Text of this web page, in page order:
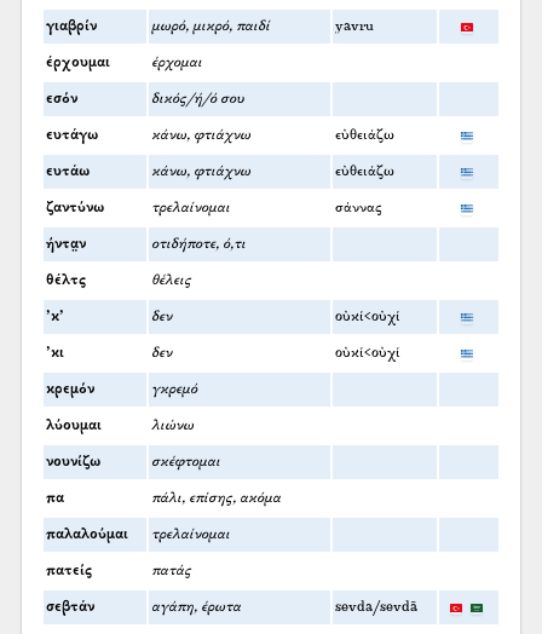
γιαβρίν μωρό, μικρό, παιδί yavru
έρχουμαι έρχομαι
εσόν δικός/ή/ό σου
ευτάγω κάνω, φτιάχνω εὐθειάζω
ευτάω κάνω, φτιάχνω εὐθειάζω
ζαντύνω τρελαίνομαι σάννας
ήντα̤ν οτιδήποτε, ό,τι
θέλτς θέλεις
’κ’ δεν οὐκί<οὐχί
’κι δεν οὐκί<οὐχί
κρεμόν γκρεμό
λύουμαι λιώνω
νουνίζω σκέφτομαι
πα πάλι, επίσης, ακόμα
παλαλούμαι τρελαίνομαι
πατείς πατάς
σεβτάν αγάπη, έρωτα sevda/sevdā